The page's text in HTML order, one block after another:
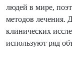
людей в мире,
методов лечения.
клинических
используют ряд